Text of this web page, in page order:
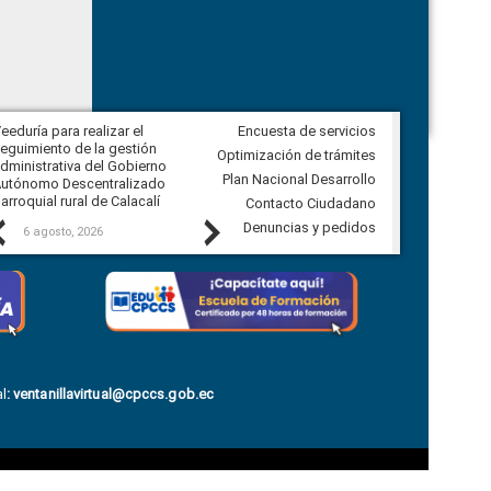
Previous
para realizar el
de la gestión
del Gobierno
Descentralizado
rural de Calacalí
6 agosto, 2026
Veeduría para vigilar los acuerdos,
derivados de la Audiencia Pública
comunidad Urbina, parroquia la
Carolina
5 agosto, 2026
Next
Encuesta de servicios
Optimización de trámites
Plan Nacional Desarrollo
Contacto Ciudadano
Denuncias y pedidos
:ventanillavirtual@cpccs.gob.ec